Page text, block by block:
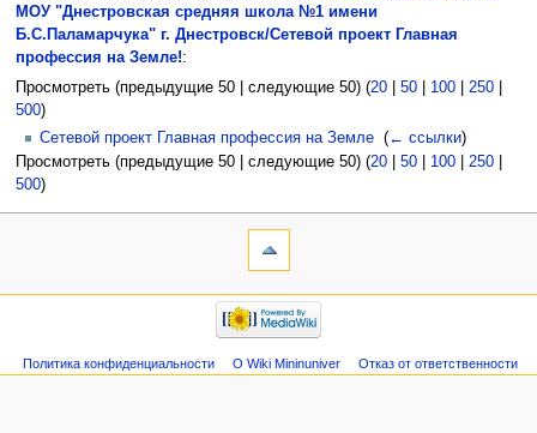
МОУ "Днестровская средняя школа №1 имени
Б.С.Паламарчука" г. Днестровск/Сетевой проект Главная
профессия на Земле!:
Просмотреть (предыдущие 50 | следующие 50) (20| 50| 100| 250|
500)
Сетевой проект Главная профессия на Земле (← ссылки)
Просмотреть (предыдущие 50 | следующие 50) (20| 50| 100| 250|
500)
Политика конфиденциальности О Wiki Mininuniver Отказ от ответственности